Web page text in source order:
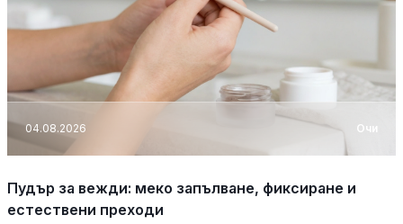
04.08.2026 Очи
Пудър за вежди: меко запълване, фиксиране и
естествени преходи